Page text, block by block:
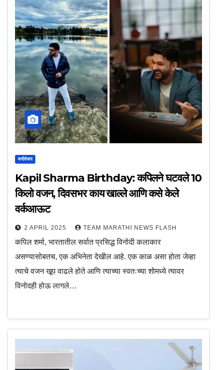
मनोरंजन
Kapil Sharma Birthday: कपिलने घटवले 10
किलो वजन, दिवसभर काय खाल्ले आणि कसे केले
वर्कआऊट
2 APRIL 2025 TEAM MARATHI NEWS FLASH
कपिल शर्मा, भारतातील सर्वात प्रसिद्ध विनोदी कलाकार
असण्यासोबतच, एक अभिनेता देखील आहे. एक काळ असा होता जेव्हा
त्याचे वजन खूप वाढले होते आणि त्याच्या स्वतःच्या शोमध्ये त्यावर
विनोदही होऊ लागले…